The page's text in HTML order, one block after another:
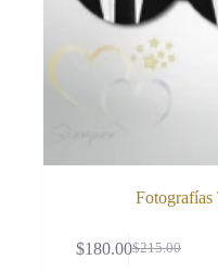
Fotografías
$215.00
El
$180.00El